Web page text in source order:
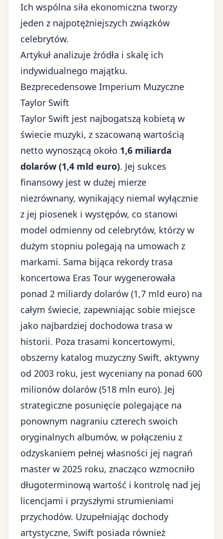
Ich wspólna siła ekonomiczna tworzy
jeden z najpotężniejszych związków
celebrytów.
Artykuł analizuje źródła i skalę ich
indywidualnego majątku.
Bezprecedensowe Imperium Muzyczne
Taylor Swift
Taylor Swift jest najbogatszą kobietą w
świecie muzyki, z szacowaną wartością
netto wynoszącą około 1,6 miliarda
dolarów (1,4 mld euro). Jej sukces
finansowy jest w dużej mierze
niezrównany, wynikający niemal wyłącznie
z jej piosenek i występów, co stanowi
model odmienny od celebrytów, którzy w
dużym stopniu polegają na umowach z
markami. Sama bijąca rekordy trasa
koncertowa Eras Tour wygenerowała
ponad 2 miliardy dolarów (1,7 mld euro) na
całym świecie, zapewniając sobie miejsce
jako najbardziej dochodowa trasa w
historii. Poza trasami koncertowymi,
obszerny katalog muzyczny Swift, aktywny
od 2003 roku, jest wyceniany na ponad 600
milionów dolarów (518 mln euro). Jej
strategiczne posunięcie polegające na
ponownym nagraniu czterech swoich
oryginalnych albumów, w połączeniu z
odzyskaniem pełnej własności jej nagrań
master w 2025 roku, znacząco wzmocniło
długoterminową wartość i kontrolę nad jej
licencjami i przyszłymi strumieniami
przychodów. Uzupełniając dochody
artystyczne, Swift posiada również